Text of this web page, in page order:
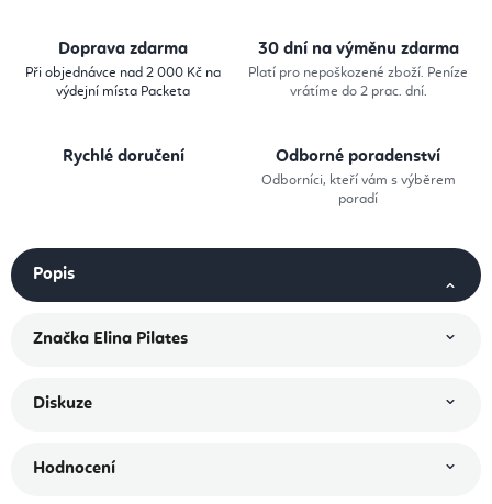
Doprava zdarma
Při objednávce nad 2 000 Kč na
výdejní místa Packeta
30 dní na výměnu zdarma
Platí pro nepoškozené zboží. Peníze
vrátíme do 2 prac. dní.
Rychlé doručení Odborné poradenství
Odborníci, kteří vám s výběrem
poradí
Popis
Značka Elina Pilates
Diskuze
Hodnocení